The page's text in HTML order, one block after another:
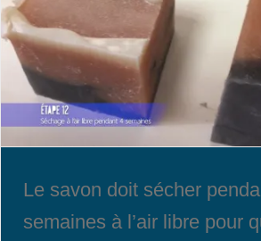
Le savon doit sécher
semaines à l’air libre pour